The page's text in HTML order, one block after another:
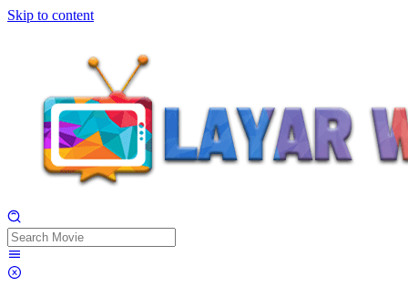
Skip to content